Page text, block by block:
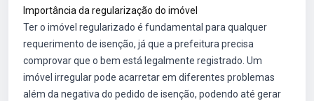
Importância da regularização do imóvel
Ter o imóvel regularizado é fundamental para qualquer
requerimento de isenção, já que a prefeitura precisa
comprovar que o bem está legalmente registrado. Um
imóvel irregular pode acarretar em diferentes problemas
além da negativa do pedido de isenção, podendo até gerar